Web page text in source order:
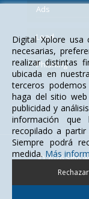
Ads
Lead
Phishing
© 2026 Sitio
Política de
Digital Xplore
necesarias,
realizar distintas
ubicada en
terceros
haga del sitio
publicidad y
información
recopilado a
Siempre podrá
medida. Más
Rechazar